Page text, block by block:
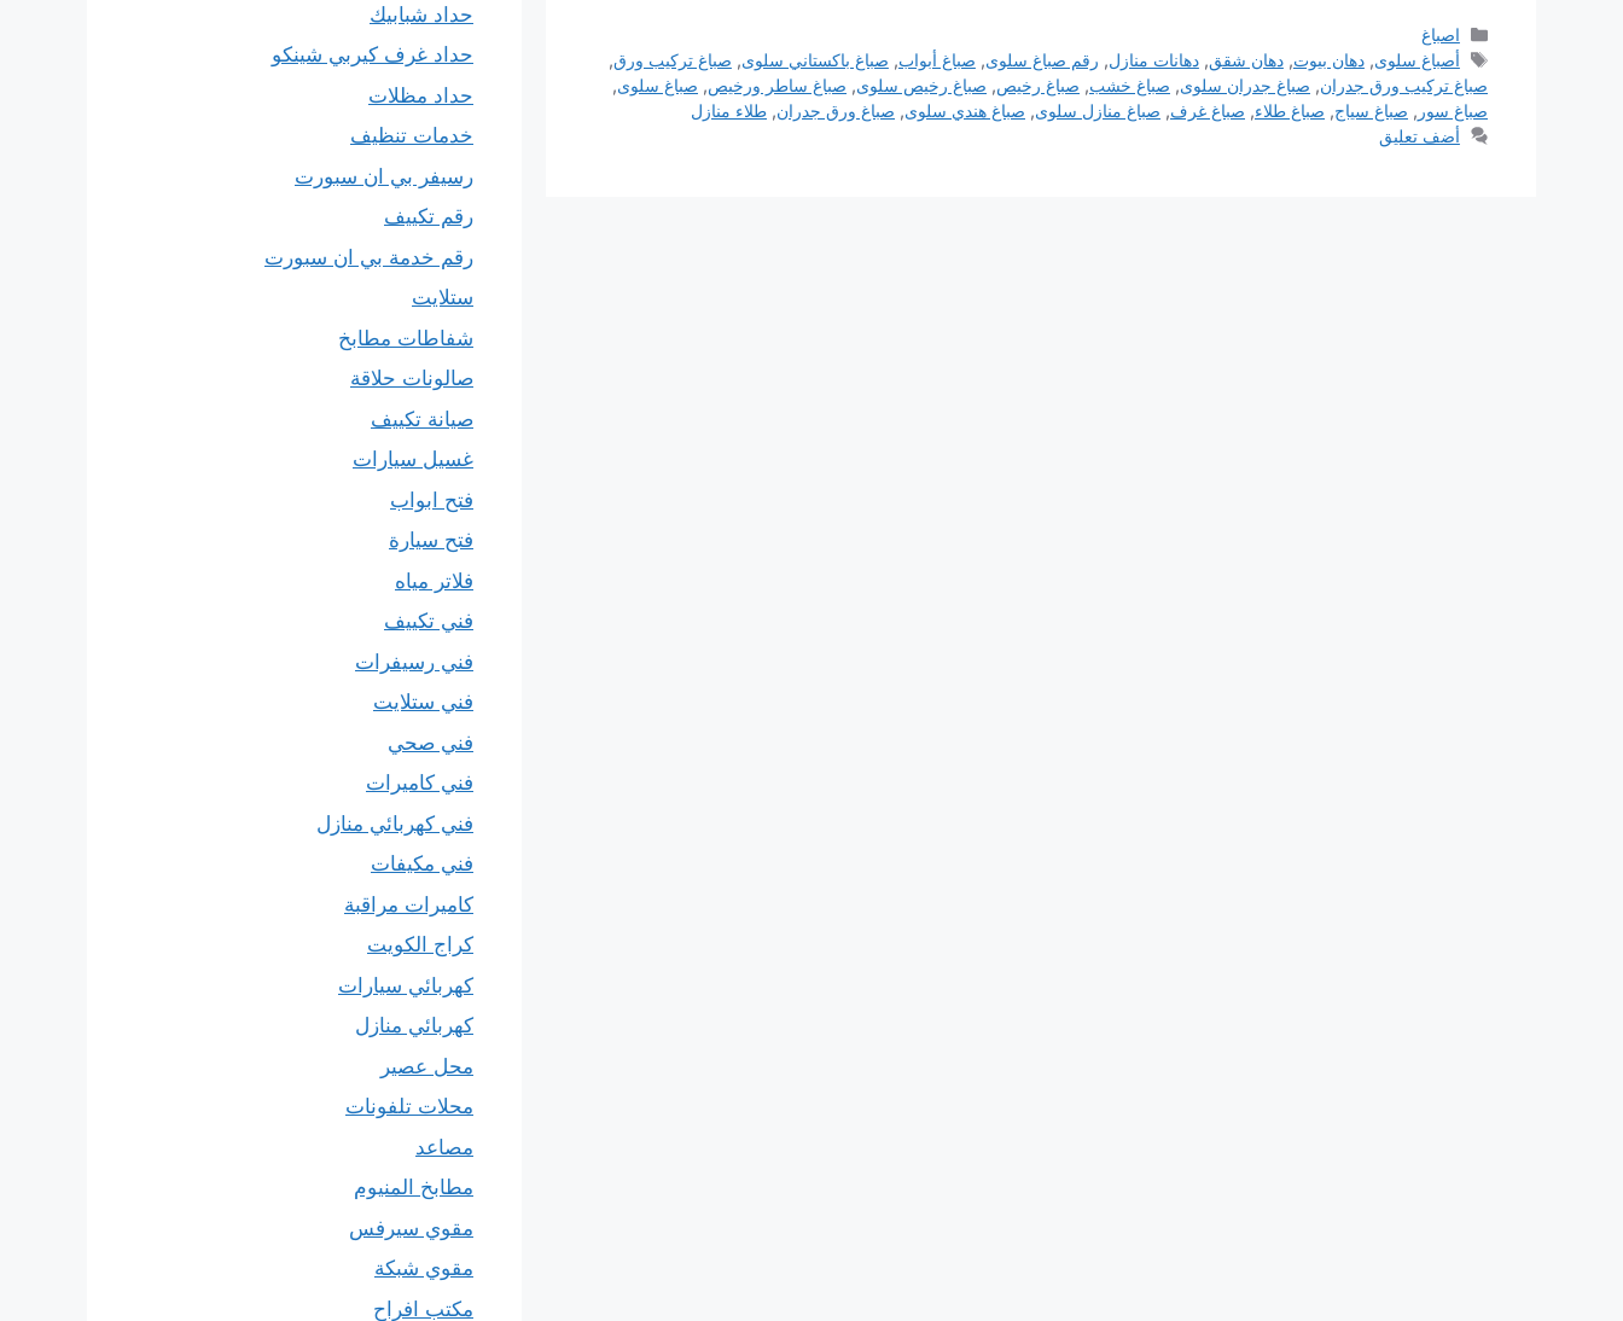
التصنيفات
اصباغ
الوسوم
أصباغ سلوى,دهان بيوت,دهان شقق,دهانات منازل, رقم صباغ سلوى, صباغ أبواب, صباغ باكستاني سلوى, صباغ تركيب ورق,
صباغ تركيب ورق جدران, صباغ جدران سلوى, صباغ خشب, صباغ رخيص, صباغ رخيص سلوى, صباغ ساطر ورخيص, صباغ سلوى,
صباغ سور , صباغ سياج, صباغ طلاء, صباغ غرف, صباغ منازل سلوى, صباغ هندي سلوى, صباغ ورق جدران, طلاء منازل
أضف تعليق
حداد شبابيك
حداد غرف كيربي شينكو
حداد مظلات
خدمات تنظيف
رسيفر بي ان سبورت
رقم تكييف
رقم خدمة بي ان سبورت
ستلايت
شفاطات مطابخ
صالونات حلاقة
صيانة تكييف
غسيل سيارات
فتح ابواب
فتح سيارة
فلاتر مياه
فني تكييف
فني رسيفرات
فني ستلايت
فني صحي
فني كاميرات
فني كهربائي منازل
فني مكيفات
كاميرات مراقبة
كراج الكويت
كهربائي سيارات
كهربائي منازل
محل عصير
محلات تلفونات
مصاعد
مطابخ المنيوم
مقوي سيرفس
مقوي شبكة
مكتب افراح